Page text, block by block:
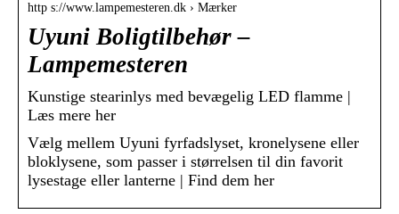
http s://www.lampemesteren.dk › Mærker
Uyuni Boligtilbehør –
Lampemesteren
Kunstige stearinlys med bevægelig LED flamme |
Læs mere her
Vælg mellem Uyuni fyrfadslyset, kronelysene eller
bloklysene, som passer i størrelsen til din favorit
lysestage eller lanterne | Find dem her